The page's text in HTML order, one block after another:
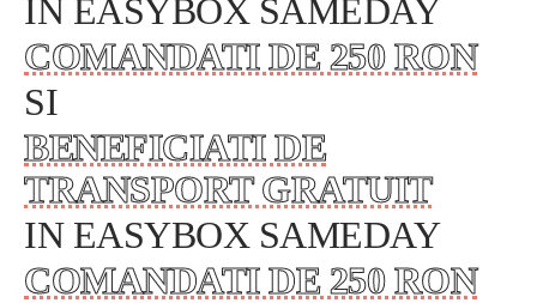
IN EASYBOX SAMEDAY
COMANDATI DE 250 RON
SI
BENEFICIATI DE
TRANSPORT GRATUIT
IN EASYBOX SAMEDAY
COMANDATI DE 250 RON